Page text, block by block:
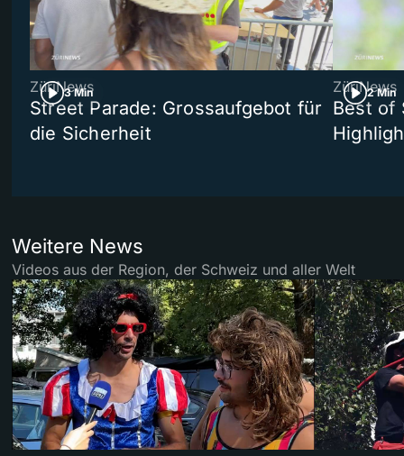
3 Min
ZüriNews
Street Parade: Grossaufgebot für
die Sicherheit
2 Min
ZüriNews
Best of
Weitere News
Videos aus der Region, der Schweiz und aller Welt